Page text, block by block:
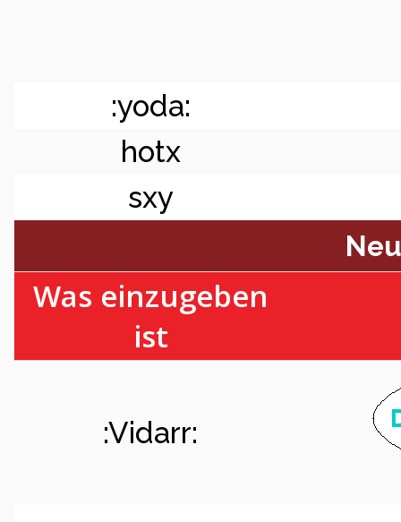
:yoda:
hotx
sxy
Was einzugeben
ist
:Vidarr: